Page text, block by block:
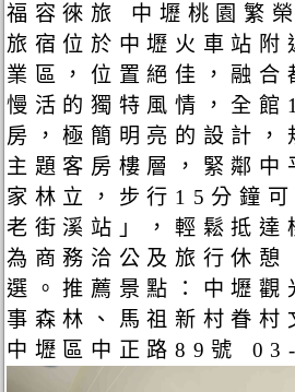
福容徠旅 中壢桃園繁
旅宿位於中壢火車站附
業區，位置絕佳，融合
慢活的獨特風情，全
房，極簡明亮的設計
主題客房樓層，緊鄰中
家林立，步行15分鐘
老街溪站」，輕鬆抵達
為商務洽公及旅行休憩
選。推薦景點：中壢觀
事森林、馬祖新村眷村
中壢區中正路89號